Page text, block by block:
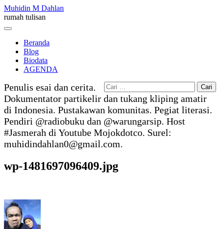
Skip
to
content
Muhidin M Dahlan
rumah tulisan
Menu
Beranda
Blog
Biodata
AGENDA
Cari
untuk:
Penulis esai dan cerita.
Dokumentator partikelir dan tukang kliping amatir
di Indonesia. Pustakawan komunitas. Pegiat literasi.
Pendiri @radiobuku dan @warungarsip. Host
#Jasmerah di Youtube Mojokdotco. Surel:
muhidindahlan0@gmail.com.
wp-1481697096409.jpg